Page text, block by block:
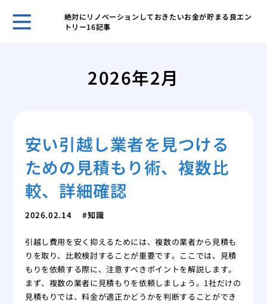
絶対にリノベーションしておきたいお金が貯まる良エン
トリー16記事
2026年2月
安い引越し業者を見つける
ための見積もり術、複数比
較、詳細確認
2026.02.14 知識
引越し費用を安く抑えるためには、複数の業者から見積も
りを取り、比較検討することが重要です。ここでは、見積
もりを依頼する際に、注意すべきポイントを解説します。
まず、複数の業者に見積もりを依頼しましょう。1社だけの
見積もりでは、料金が適正かどうかを判断することができ